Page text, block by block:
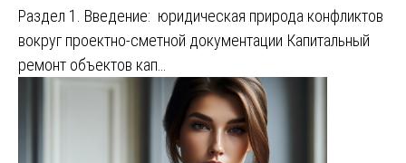
Раздел 1. Введение: юридическая природа конфликтов
вокруг проектно-сметной документации Капитальный
ремонт объектов кап…